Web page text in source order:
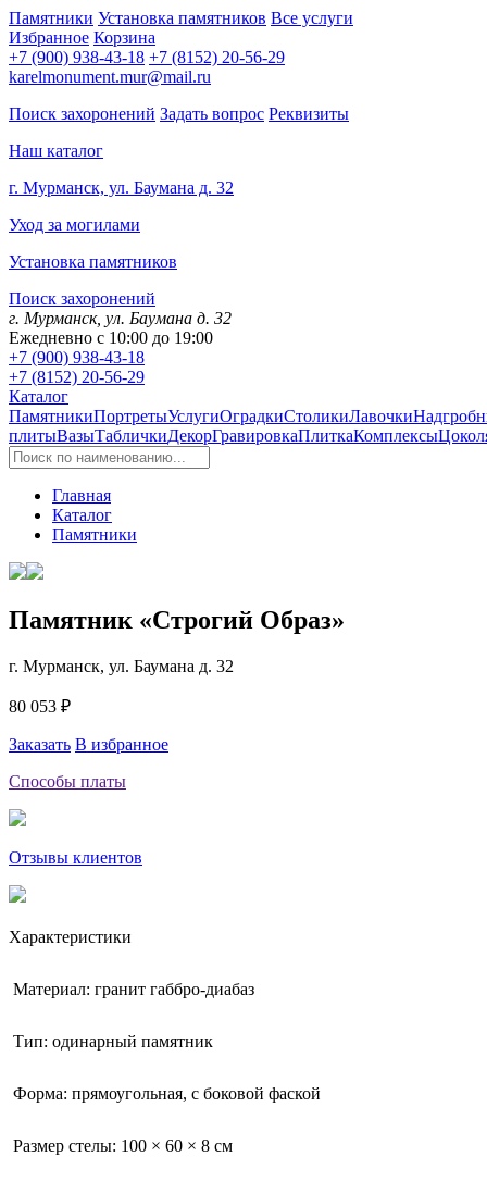
Памятники Установка памятников Все услуги
Избранное Корзина
+7 (900) 938-43-18 +7 (8152) 20-56-29
karelmonument.mur@mail.ru
Поиск захоронений Задать вопрос Реквизиты
Наш каталог
г. Мурманск, ул. Баумана д. 32
Уход за могилами
Установка памятников
Поиск захоронений
г. Мурманск, ул. Баумана д. 32
Ежедневно с 10:00 до 19:00
+7 (900) 938-43-18
+7 (8152) 20-56-29
Каталог
ПамятникиПортретыУслугиОградкиСтоликиЛавочки
плитыВазыТабличкиДекорГравировкаПлиткаКомплексы
Главная
Каталог
Памятники
Памятник «Строгий Образ»
г. Мурманск, ул. Баумана д. 32
80 053 ₽
Заказать В избранное
Способы платы
Отзывы клиентов
Характеристики
Материал: гранит габбро-диабаз
Тип: одинарный памятник
Форма: прямоугольная, с боковой фаской
Размер стелы: 100 × 60 × 8 см